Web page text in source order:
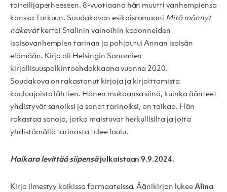
taiteilijaperheeseen. 8-vuotiaana hän muutti vanhempiensa
kanssa Turkuun. Soudakovan esikoisromaani Mitä männyt
näkevätkertoi Stalinin vainoihin kadonneiden
isoisovanhempien tarinan ja pohjautui Annan isoisän
elämään. Kirja oli Helsingin Sanomien
kirjallisuuspalkintoehdokkaana vuonna 2020.
Soudakova on rakastanut kirjoja ja kirjoittamista
kouluajoista lähtien. Hänen mukaansa siinä, kuinka äänteet
yhdistyvät sanoiksi ja sanat tarinoiksi, on taikaa. Hän
rakastaa sanoja, jotka maistuvat herkullisilta ja joita
yhdistämällä tarinasta tulee laulu.
Haikara levittää siipensäjulkaistaan 9.9.2024.
Kirja ilmestyy kaikissa formaateissa. Äänikirjan lukee Alina